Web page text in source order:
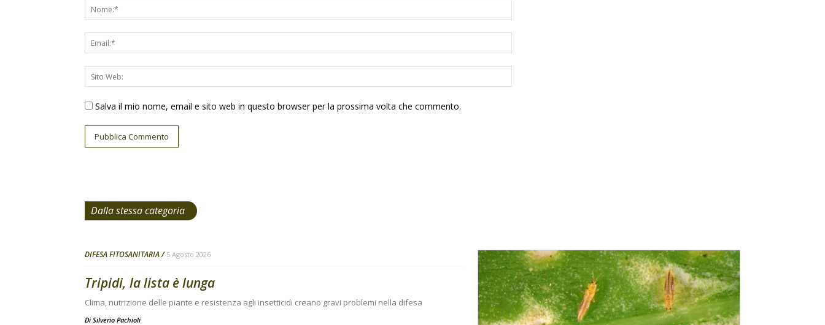
Salva il mio nome, email e sito web in questo browser per la prossima volta che commento.
Dalla stessa categoria
DIFESA FITOSANITARIA 5 Agosto 2026
Tripidi, la lista è lunga
Clima, nutrizione delle piante e resistenza agli insetticidi creano gravi problemi nella difesa
Di Silverio Pachioli